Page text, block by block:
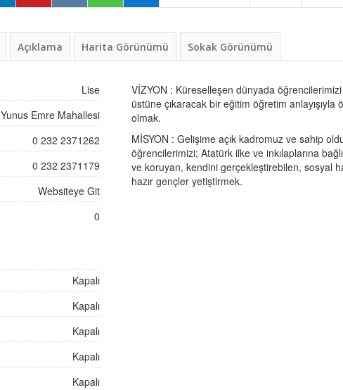
Açıklama Harita Görünümü Sokak Görünümü
Lise
Yunus Emre Mahallesi
0 232 2371262
0 232 2371179
Websiteye Git
0
Kapalı
Kapalı
Kapalı
Kapalı
Kapalı
VİZYON : Küreselleşen dünyada
üstüne çıkaracak bir eğitim öğretim
olmak.
MİSYON : Gelişime açık kadromuz ve sahip
öğrencilerimizi; Atatürk ilke ve inkılaplarına
ve koruyan, kendini gerçekleştirebilen, sosyal
hazır gençler yetiştirmek.